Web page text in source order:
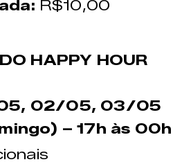
R$10,00
HAPPY HOUR
02/05, 03/05
– 17h às 00h